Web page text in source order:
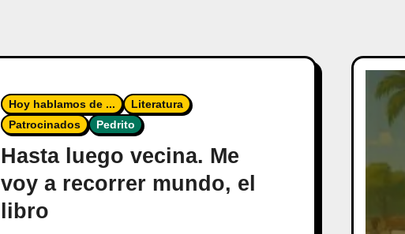
Hoy hablamos de ...
Literatura
Patrocinados
Pedrito
Hasta luego vecina. Me
voy a recorrer mundo, el
libro